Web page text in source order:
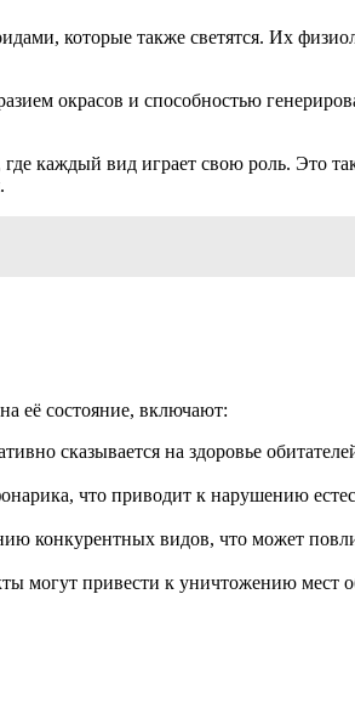
которые также светятся. Их
окрасов и способностью
каждый вид играет свою роль. Это
её состояние, включают:
сказывается на здоровье
что приводит к нарушению
конкурентных видов, что может
могут привести к уничтожению мест